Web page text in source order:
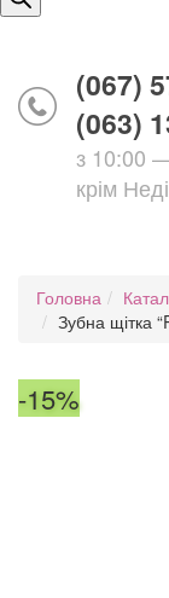
(067)
(063)
з 10:00
крім
Головна
Зубна щітка
-15%